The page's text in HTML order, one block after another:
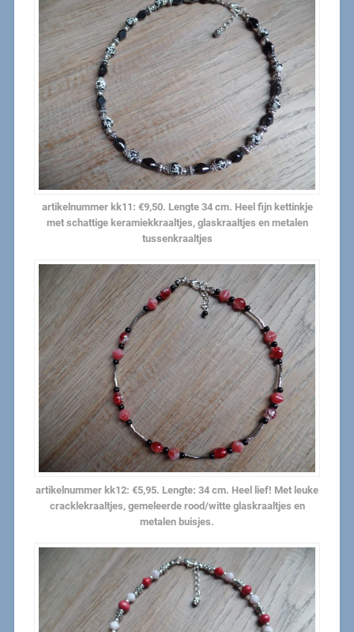
artikelnummer kk11: €9,50. Lengte 34 cm. Heel fijn kettinkje
met schattige keramiekkraaltjes, glaskraaltjes en metalen
tussenkraaltjes
artikelnummer kk12: €5,95. Lengte: 34 cm. Heel lief! Met leuke
cracklekraaltjes, gemeleerde rood/witte glaskraaltjes en
metalen buisjes.